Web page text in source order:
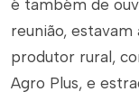
é também de
reunião,
produtor rural,
Agro Plus, e